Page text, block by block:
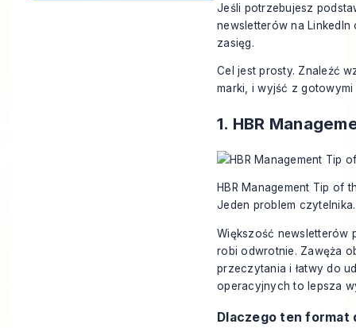
Jeśli potrzebujesz
newsletterów na LinkedIn
zasięg.
Cel jest prosty. Znaleźć
marki, i wyjść z
1. HBR
HBR Management Tip of
Jeden problem
Większość newsletterów
robi odwrotnie. Zawęża
przeczytania i łatwy do
operacyjnych to lepsza
Dlaczego ten format